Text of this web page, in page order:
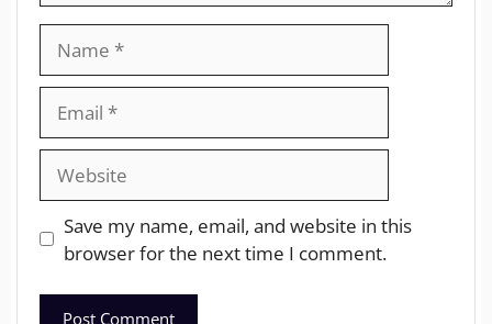
Save my name, email, and website in this
browser for the next time I comment.